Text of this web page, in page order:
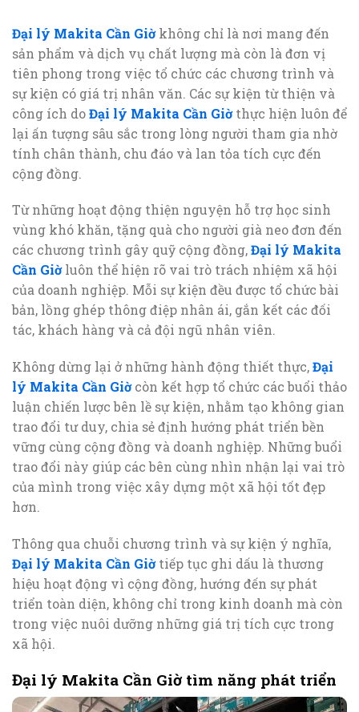
Đại lý Makita Cần Giờkhông chỉ là nơi mang đến
sản phẩm và dịch vụ chất lượng mà còn là đơn vị
tiên phong trong việc tổ chức các chương trình và
sự kiện có giá trị nhân văn. Các sự kiện từ thiện và
công ích doĐại lý Makita Cần Giờthực hiện luôn để
lại ấn tượng sâu sắc trong lòng người tham gia nhờ
tính chân thành, chu đáo và lan tỏa tích cực đến
cộng đồng.
Từ những hoạt động thiện nguyện hỗ trợ học sinh
vùng khó khăn, tặng quà cho người già neo đơn đến
các chương trình gây quỹ cộng đồng,Đại lý Makita
Cần Giờluôn thể hiện rõ vai trò trách nhiệm xã hội
của doanh nghiệp. Mỗi sự kiện đều được tổ chức bài
bản, lồng ghép thông điệp nhân ái, gắn kết các đối
tác, khách hàng và cả đội ngũ nhân viên.
Không dừng lại ở những hành động thiết thực,Đại
lý Makita Cần Giờcòn kết hợp tổ chức các buổi thảo
luận chiến lược bên lề sự kiện, nhằm tạo không gian
trao đổi tư duy, chia sẻ định hướng phát triển bền
vững cùng cộng đồng và doanh nghiệp. Những buổi
trao đổi này giúp các bên cùng nhìn nhận lại vai trò
của mình trong việc xây dựng một xã hội tốt đẹp
hơn.
Thông qua chuỗi chương trình và sự kiện ý nghĩa,
Đại lý Makita Cần Giờtiếp tục ghi dấu là thương
hiệu hoạt động vì cộng đồng, hướng đến sự phát
triển toàn diện, không chỉ trong kinh doanh mà còn
trong việc nuôi dưỡng những giá trị tích cực trong
xã hội.
Đại lý Makita Cần Giờ tìm năng phát triển